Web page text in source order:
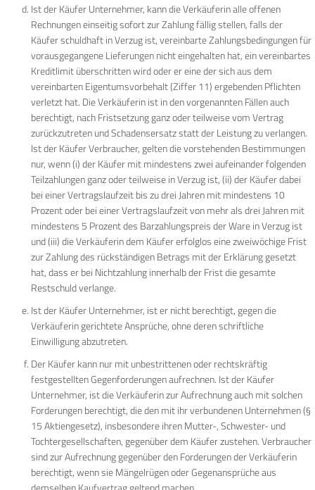
Ist der Käufer Unternehmer, kann die Verkäuferin alle offenen
Rechnungen einseitig sofort zur Zahlung fällig stellen, falls der
Käufer schuldhaft in Verzug ist, vereinbarte Zahlungsbedingungen für
vorausgegangene Lieferungen nicht eingehalten hat, ein vereinbartes
Kreditlimit überschritten wird oder er eine der sich aus dem
vereinbarten Eigentumsvorbehalt (Ziffer 11) ergebenden Pflichten
verletzt hat. Die Verkäuferin ist in den vorgenannten Fällen auch
berechtigt, nach Fristsetzung ganz oder teilweise vom Vertrag
zurückzutreten und Schadensersatz statt der Leistung zu verlangen.
Ist der Käufer Verbraucher, gelten die vorstehenden Bestimmungen
nur, wenn (i) der Käufer mit mindestens zwei aufeinander folgenden
Teilzahlungen ganz oder teilweise in Verzug ist, (ii) der Käufer dabei
bei einer Vertragslaufzeit bis zu drei Jahren mit mindestens 10
Prozent oder bei einer Vertragslaufzeit von mehr als drei Jahren mit
mindestens 5 Prozent des Barzahlungspreis der Ware in Verzug ist
und (iii) die Verkäuferin dem Käufer erfolglos eine zweiwöchige Frist
zur Zahlung des rückständigen Betrags mit der Erklärung gesetzt
hat, dass er bei Nichtzahlung innerhalb der Frist die gesamte
Restschuld verlange.
Ist der Käufer Unternehmer, ist er nicht berechtigt, gegen die
Verkäuferin gerichtete Ansprüche, ohne deren schriftliche
Einwilligung abzutreten.
Der Käufer kann nur mit unbestrittenen oder rechtskräftig
festgestellten Gegenforderungen aufrechnen. Ist der Käufer
Unternehmer, ist die Verkäuferin zur Aufrechnung auch mit solchen
Forderungen berechtigt, die den mit ihr verbundenen Unternehmen (§
15 Aktiengesetz), insbesondere ihren Mutter-, Schwester- und
Tochtergesellschaften, gegenüber dem Käufer zustehen. Verbraucher
sind zur Aufrechnung gegenüber den Forderungen der Verkäuferin
berechtigt, wenn sie Mängelrügen oder Gegenansprüche aus